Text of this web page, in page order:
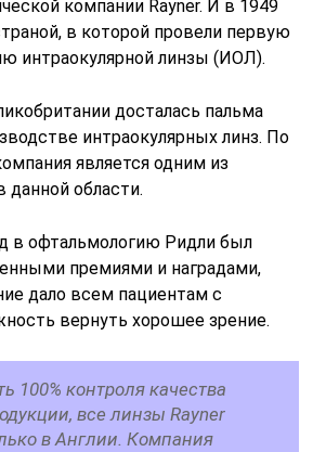
компании Rayner. И в 1949
в которой провели первую
интраокулярной линзы (ИОЛ).
досталась пальма
интраокулярных линз. По
является одним из
области.
в офтальмологию Ридли был
премиями и наградами,
дало всем пациентам с
вернуть хорошее зрение.
100% контроля качества
все линзы Rayner
в Англии. Компания